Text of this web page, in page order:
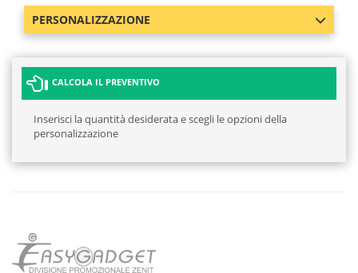
PERSONALIZZAZIONE
CALCOLA IL PREVENTIVO
Inserisci la quantità desiderata e scegli le opzioni della
personalizzazione